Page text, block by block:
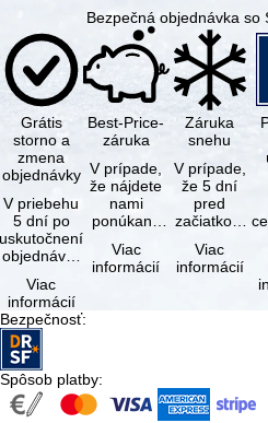
Bezpečná objednávka so
Grátis
storno a
zmena
objednávky
V priebehu
5 dní po
uskutočnení
objednávky
tejto
objednávky
bezplatne
…
Viac
informácií
Best-Price-
záruka
V prípade,
že nájdete
nami
ponúkaný
rovnakými
službami
Viac
informácií
Záruka
snehu
V prípade,
že 5 dní
pred
začiatkom
(deň
príjazdu)
Viac
informácií
Bezpečnosť:
Spôsob platby: